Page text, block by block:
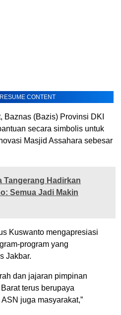
CONTENT
Baznas (Bazis) Provinsi DKI
secara simbolis untuk
Masjid Assahara sebesar
Tangerang Hadirkan
Semua Jadi Makin
Kuswanto mengapresiasi
program yang
Jakbar.
dan jajaran pimpinan
terus berupaya
juga masyarakat,”